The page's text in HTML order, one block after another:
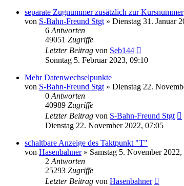
separate Zugnummer zusätzlich zur Kursnummer
von S-Bahn-Freund Stgt » Dienstag 31. Januar
6 Antworten
49051 Zugriffe
Letzter Beitrag von Seb144
Sonntag 5. Februar 2023, 09:10
Mehr Datenwechselpunkte
von S-Bahn-Freund Stgt » Dienstag 22.
0 Antworten
40989 Zugriffe
Letzter Beitrag von S-Bahn-Freund Stgt
Dienstag 22. November 2022, 07:05
schaltbare Anzeige des Taktpunkt "T"
von Hasenbahner» Samstag 5. November 2022,
2 Antworten
25293 Zugriffe
Letzter Beitrag von Hasenbahner